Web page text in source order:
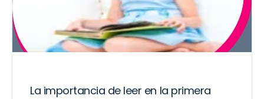
La importancia de leer en la primera